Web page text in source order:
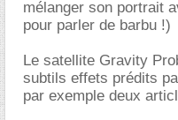
mélanger son portrait
pour parler de barbu !)
Le satellite Gravity
subtils effets prédits
par exemple deux